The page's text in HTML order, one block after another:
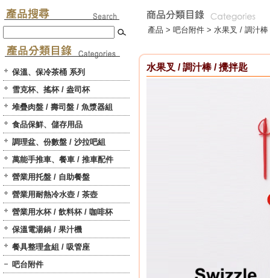
保溫、保冷茶桶 系列
雪克杯、搖杯 / 盎司杯
堆疊肉盤 / 壽司盤 / 魚漿器組
食品保鮮、儲存用品
調理盆、份數盤 / 沙拉吧組
萬能手推車、餐車 / 推車配件
營業用托盤 / 自助餐盤
營業用耐熱冷水壺 / 茶壺
營業用水杯 / 飲料杯 / 咖啡杯
保溫電湯鍋 / 果汁機
餐具整理盒組 / 吸管座
吧台附件
產品 > 吧台附件 > 水果叉 / 調汁
水果叉 / 調汁棒 / 攪拌匙